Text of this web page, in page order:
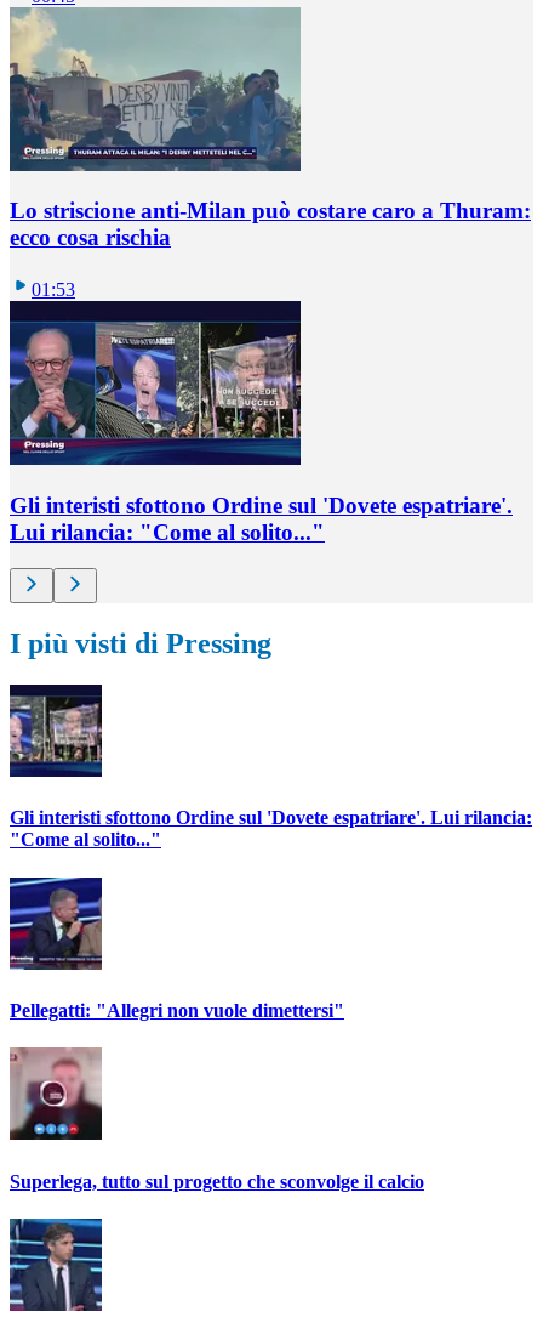
Lo striscione anti-Milan può costare caro a Thuram:
ecco cosa rischia
01:53
Gli interisti sfottono Ordine sul 'Dovete espatriare'.
Lui rilancia: "Come al solito..."
I più visti di Pressing
Gli interisti sfottono Ordine sul 'Dovete espatriare'. Lui rilancia:
"Come al solito..."
Pellegatti: "Allegri non vuole dimettersi"
Superlega, tutto sul progetto che sconvolge il calcio